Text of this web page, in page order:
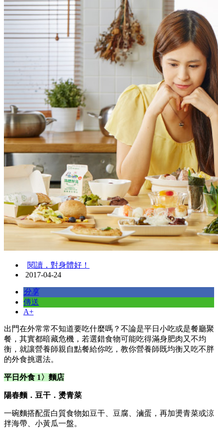
閱讀，對身體好！
2017-04-24
分享
傳送
A+
出門在外常常不知道要吃什麼嗎？不論是平日小吃或是餐廳聚
餐，其實都暗藏危機，若選錯食物可能吃得滿身肥肉又不均
衡，就讓營養師親自點餐給你吃，教你營養師既均衡又吃不胖
的外食挑選法。
平日外食 1 〉 麵店
陽春麵．豆干．燙青菜
一碗麵搭配蛋白質食物如豆干、豆腐、滷蛋，再加燙青菜或涼
拌海帶、小黃瓜一盤。